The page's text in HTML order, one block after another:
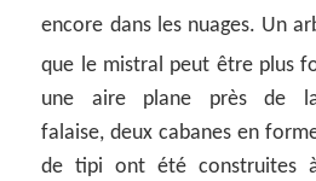
encore dans les nuages. Un
que le mistral peut être plus
une aire plane près de
falaise, deux cabanes en
de tipi ont été construites